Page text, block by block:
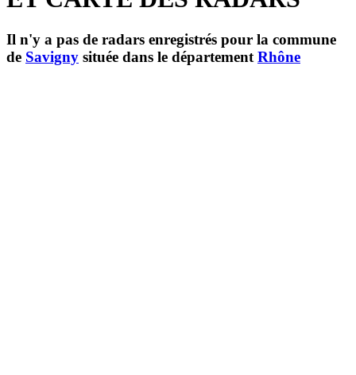
Il n'y a pas de radars enregistrés pour la commune
de Savigny située dans le département Rhône